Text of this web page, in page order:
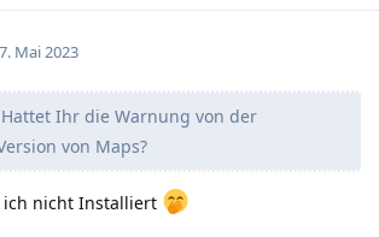
Mai 2023
Hattet Ihr die Warnung von der
von Maps?
nicht Installiert